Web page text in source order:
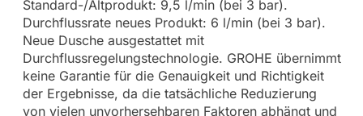
Standard-/Altprodukt: 9,5 l/min (bei 3 bar).
Durchflussrate neues Produkt: 6 l/min (bei 3 bar).
Neue Dusche ausgestattet mit
Durchflussregelungstechnologie. GROHE übernimmt
keine Garantie für die Genauigkeit und Richtigkeit
der Ergebnisse, da die tatsächliche Reduzierung
von vielen unvorhersehbaren Faktoren abhängt und